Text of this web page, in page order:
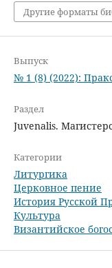
Другие форматы
Выпуск
№ 1 (8) (2022):
Раздел
Juvenalis.
Категории
Литургика
Церковное пение
История Русской
Культура
Византийское